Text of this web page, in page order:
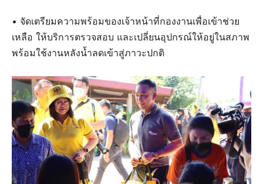
• จัดเตรียมความพร้อมของเจ้าหน้าที่กองงานเพื่อเข้าช่วย
เหลือ ให้บริการตรวจสอบ และเปลี่ยนอุปกรณ์ให้อยู่ในสภาพ
พร้อมใช้งานหลังน้ำลดเข้าสู่ภาวะปกติ